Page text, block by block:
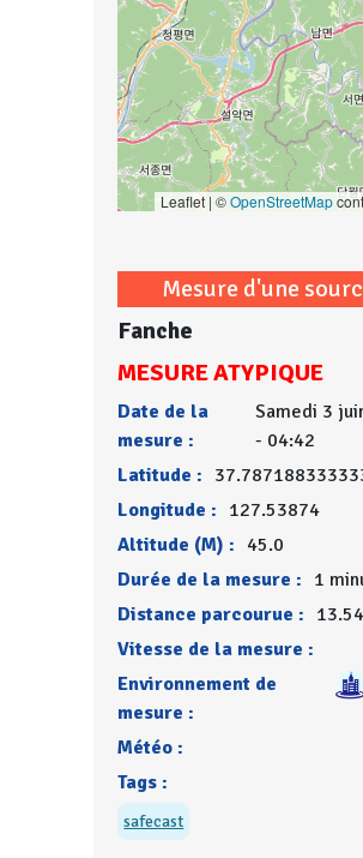
Leaflet | ©OpenStreetMap
Mesure d'une
Fanche
MESURE ATYPIQUE
Date de la
mesure :
Samedi 3
- 04:42
Latitude :
Longitude : 127.53874
Altitude (M) : 45.0
Durée de la mesure : 1
Distance parcourue :
Vitesse de la mesure :
Environnement de
mesure :
Météo :
Tags :
safecast